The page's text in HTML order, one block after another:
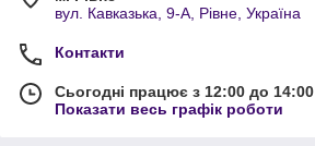
вул. Кавказька, 9-А, Рівне, Україна
Контакти
Сьогодні працює з 12:00 до 14:00
Показати весь графік роботи